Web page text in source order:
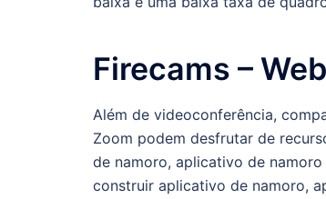
Firecams –
Além de videoconferência,
Zoom podem desfrutar de
de namoro, aplicativo de
construir aplicativo de namoro,